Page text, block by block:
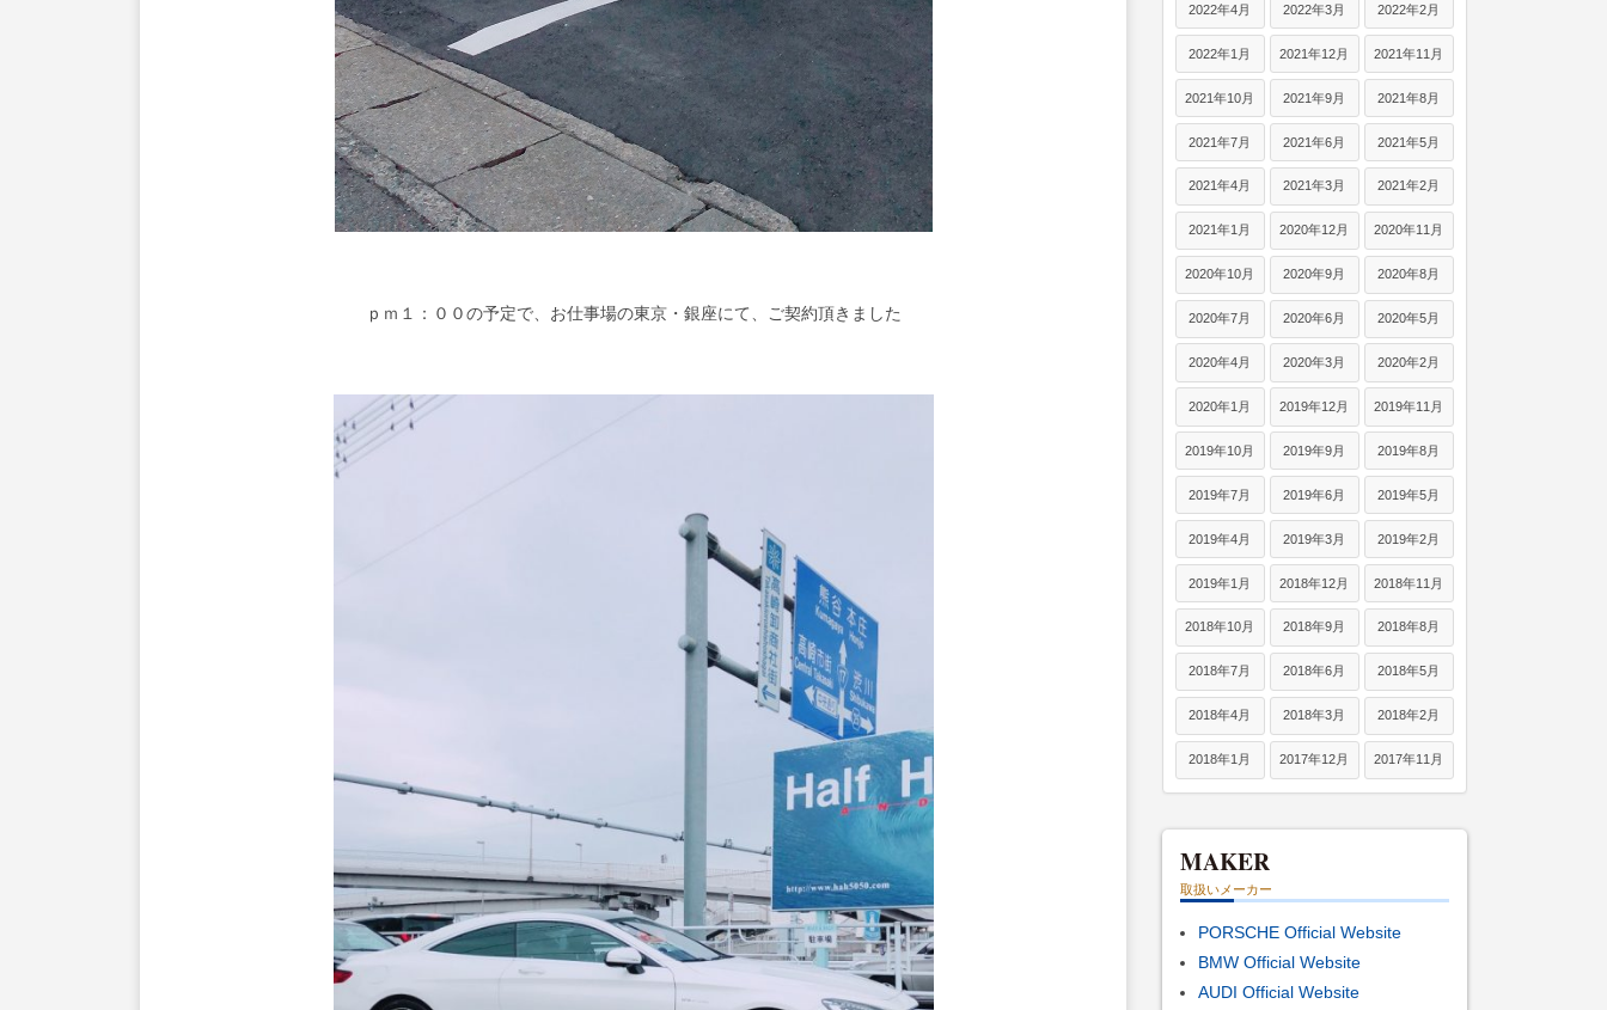
ｐｍ１：００の予定で、お仕事場の東京・銀座にて、ご契約頂きました
2022年4月 2022年3月 2022年2月
2022年1月 2021年12月 2021年11月
2021年10月 2021年9月 2021年8月
2021年7月 2021年6月 2021年5月
2021年4月 2021年3月 2021年2月
2021年1月 2020年12月 2020年11月
2020年10月 2020年9月 2020年8月
2020年7月 2020年6月 2020年5月
2020年4月 2020年3月 2020年2月
2020年1月 2019年12月 2019年11月
2019年10月 2019年9月 2019年8月
2019年7月 2019年6月 2019年5月
2019年4月 2019年3月 2019年2月
2019年1月 2018年12月 2018年11月
2018年10月 2018年9月 2018年8月
2018年7月 2018年6月 2018年5月
2018年4月 2018年3月 2018年2月
2018年1月 2017年12月 2017年11月
MAKER
取扱いメーカー
PORSCHE Official Website
BMW Official Website
AUDI Official Website